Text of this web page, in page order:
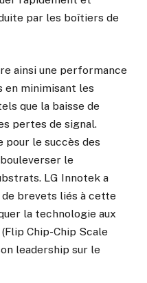
par les boîtiers de
ainsi une performance
en minimisant les
que la baisse de
pertes de signal.
le succès des
le
LG Innotek a
de brevets liés à cette
la technologie aux
Chip-Chip Scale
leadership sur le